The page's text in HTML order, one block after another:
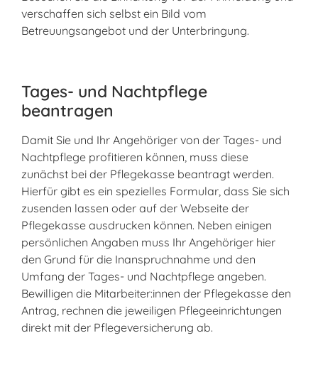
verschaffen sich selbst ein Bild vom
Betreuungsangebot und der Unterbringung.
Tages- und Nachtpflege
beantragen
Damit Sie und Ihr Angehöriger von der Tages- und
Nachtpflege profitieren können, muss diese
zunächst bei der Pflegekasse beantragt werden.
Hierfür gibt es ein spezielles Formular, dass Sie sich
zusenden lassen oder auf der Webseite der
Pflegekasse ausdrucken können. Neben einigen
persönlichen Angaben muss Ihr Angehöriger hier
den Grund für die Inanspruchnahme und den
Umfang der Tages- und Nachtpflege angeben.
Bewilligen die Mitarbeiter:innen der Pflegekasse den
Antrag, rechnen die jeweiligen Pflegeeinrichtungen
direkt mit der Pflegeversicherung ab.